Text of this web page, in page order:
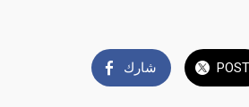
شارك POST